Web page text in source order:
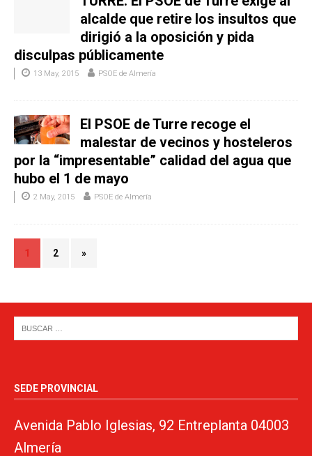
alcalde que retire los insultos que
dirigió a la oposición y pida
disculpas públicamente
13 May, 2015 PSOE de Almería
El PSOE de Turre recoge el
malestar de vecinos y hosteleros
por la “impresentable” calidad del agua que
hubo el 1 de mayo
2 May, 2015 PSOE de Almería
1 2 »
SEDE PROVINCIAL
Avenida Pablo Iglesias, 92 Entreplanta 04003
Almería